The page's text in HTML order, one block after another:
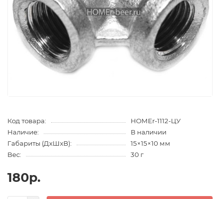
Код товара:
HOMEr-1112-ЦУ
Наличие:
В наличии
Габариты (ДхШхВ):
15×15×10 мм
Вес:
30 г
180р.